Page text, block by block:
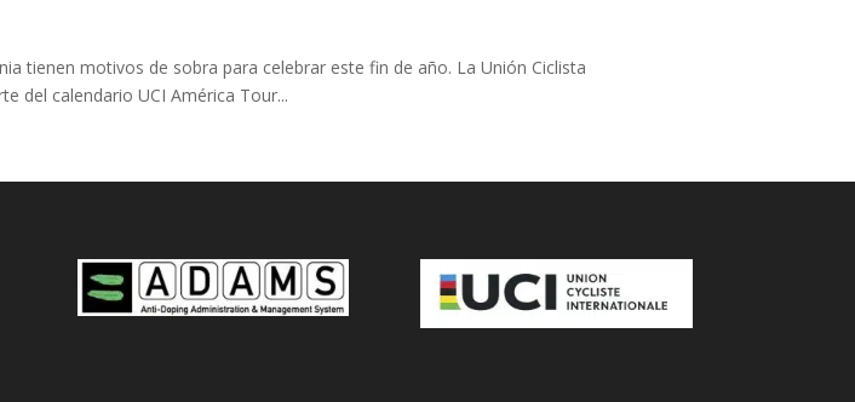
tienen motivos de sobra para celebrar este fin de año. La Unión Ciclista
del calendario UCI América Tour...